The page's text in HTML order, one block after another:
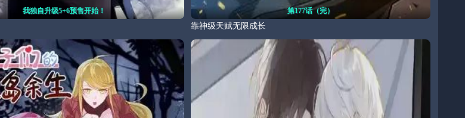
我独自升级5+6预售开始！ 第177话（完）
靠神级天赋无限成长